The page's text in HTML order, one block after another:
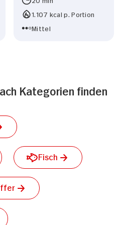
1.107 kcal p. Portion
Mittel
Kategorien finden
Fisch